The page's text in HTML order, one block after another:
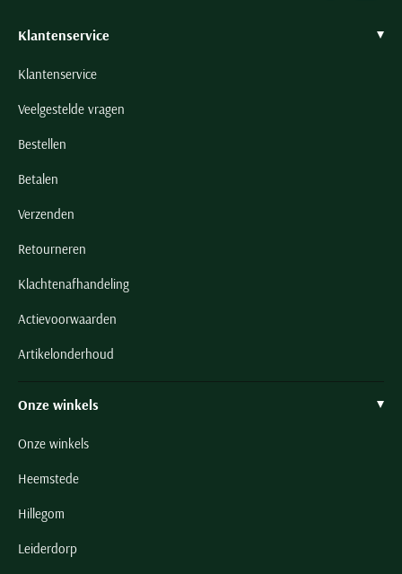
Klantenservice
Klantenservice
Veelgestelde vragen
Bestellen
Betalen
Verzenden
Retourneren
Klachtenafhandeling
Actievoorwaarden
Artikelonderhoud
Onze winkels
Onze winkels
Heemstede
Hillegom
Leiderdorp